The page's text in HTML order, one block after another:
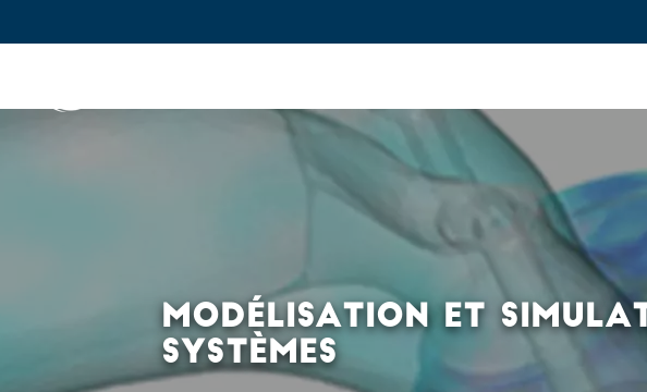
MODÉLISATION ET
SYSTÈMES